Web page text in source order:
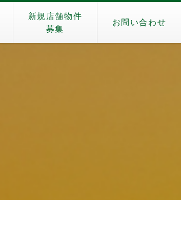
新規店舗物件
募集
お問い合わせ